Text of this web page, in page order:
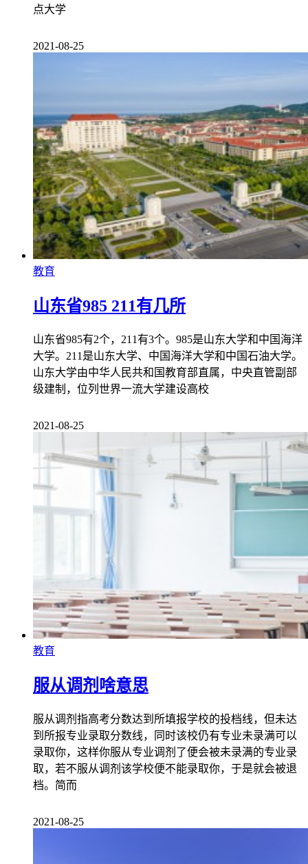
点大学
2021-08-25
教育
山东省985 211有几所
山东省985有2个，211有3个。985是山东大学和中国海洋
大学。211是山东大学、中国海洋大学和中国石油大学。
山东大学由中华人民共和国教育部直属，中央直管副部
级建制，位列世界一流大学建设高校
2021-08-25
教育
服从调剂啥意思
服从调剂指高考分数达到所填报学校的投档线，但未达
到所报专业录取分数线，同时该校仍有专业未录满可以
录取你，这样你服从专业调剂了便会被未录满的专业录
取，若不服从调剂该学校便不能录取你，于是就会被退
档。简而
2021-08-25